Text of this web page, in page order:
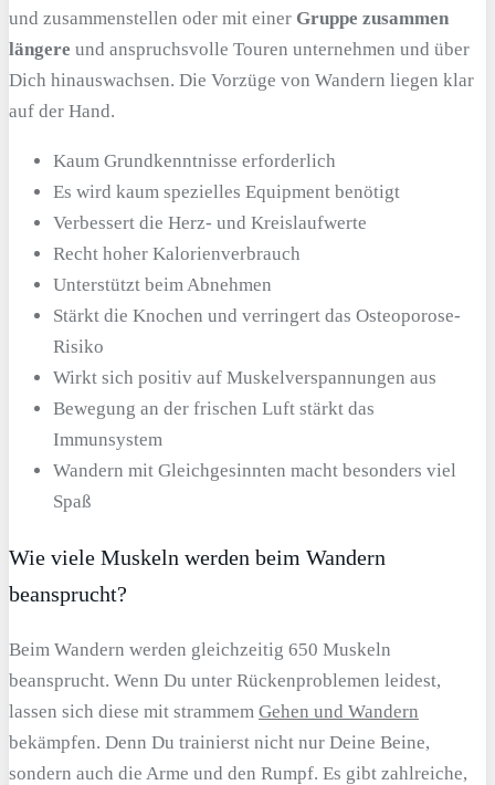
und zusammenstellen oder mit einer Gruppe zusammen
längere und anspruchsvolle Touren unternehmen und über
Dich hinauswachsen. Die Vorzüge von Wandern liegen klar
auf der Hand.
Kaum Grundkenntnisse erforderlich
Es wird kaum spezielles Equipment benötigt
Verbessert die Herz- und Kreislaufwerte
Recht hoher Kalorienverbrauch
Unterstützt beim Abnehmen
Stärkt die Knochen und verringert das Osteoporose-
Risiko
Wirkt sich positiv auf Muskelverspannungen aus
Bewegung an der frischen Luft stärkt das
Immunsystem
Wandern mit Gleichgesinnten macht besonders viel
Spaß
Wie viele Muskeln werden beim Wandern
beansprucht?
Beim Wandern werden gleichzeitig 650 Muskeln
beansprucht. Wenn Du unter Rückenproblemen leidest,
lassen sich diese mit strammem Gehen und Wandern
bekämpfen. Denn Du trainierst nicht nur Deine Beine,
sondern auch die Arme und den Rumpf. Es gibt zahlreiche,